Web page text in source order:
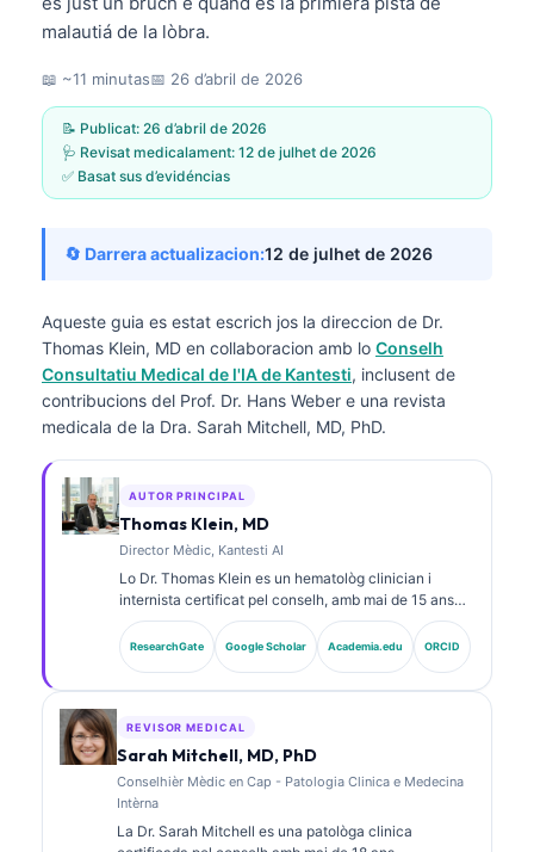
malautiá de la lòbra.
📖 ~11 minutas📅 26 d’abril de 2026
📝 Publicat: 26 d’abril de 2026
🩺 Revisat medicalament: 12 de julhet de 2026
✅ Basat sus d’evidéncias
🔄 Darrera actualizacion:12 de julhet de 2026
Aqueste guia es estat escrich jos la direccion de Dr.
Thomas Klein, MD en collaboracion amb lo Conselh
Consultatiu Medical de l'IA de Kantesti, inclusent de
contribucions del Prof. Dr. Hans Weber e una revista
medicala de la Dra. Sarah Mitchell, MD, PhD.
AUTOR PRINCIPAL
Thomas Klein, MD
Director Mèdic, Kantesti AI
Lo Dr. Thomas Klein es un hematològ clinician i
internista certificat pel conselh, amb mai de 15 ans
d’experiència en medicina de laboratòri e anàlisi
clinica assistida per IA. Com a director mèdic a
Kantesti AI, proveís una supervisió clinica de
biomarcadors e los diagnòstics de laboratòri en
temes de medicina de laboratòri.
ResearchGate Google Scholar Academia.edu ORCID
REVISOR MEDICAL
Sarah Mitchell, MD, PhD
Conselhièr Mèdic en Cap - Patologia Clinica e Medecina
Intèrna
La Dr. Sarah Mitchell es una patològa clinica